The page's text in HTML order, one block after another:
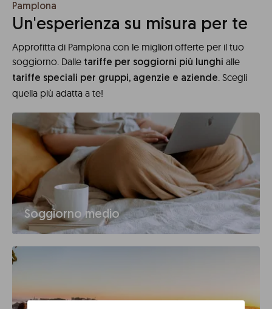
Pamplona
Un'esperienza su misura per te
Approfitta di Pamplona con le migliori offerte per il tuo
soggiorno. Dalle tariffe per soggiorni più lunghi alle
tariffe speciali per gruppi, agenzie e aziende. Scegli
quella più adatta a te!
Soggiorno medio